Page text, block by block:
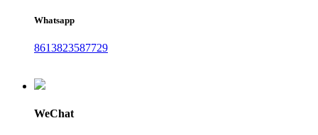
Whatsapp
8613823587729
WeChat